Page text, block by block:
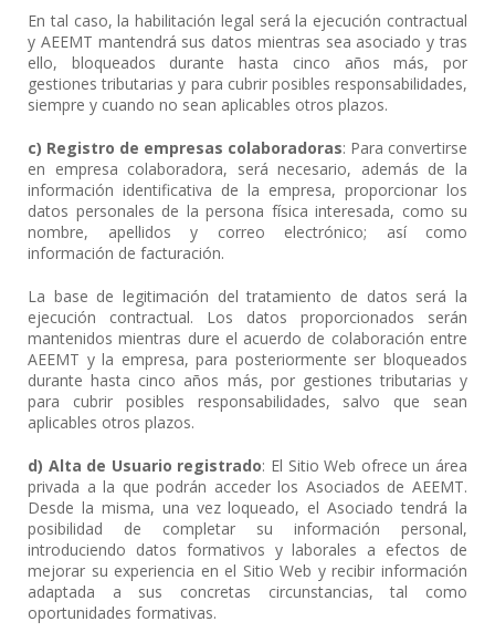
En tal caso, la habilitación legal será la ejecución contractual
y AEEMT mantendrá sus datos mientras sea asociado y tras
ello, bloqueados durante hasta cinco años más, por
gestiones tributarias y para cubrir posibles responsabilidades,
siempre y cuando no sean aplicables otros plazos.
c) Registro de empresas colaboradoras: Para convertirse
en empresa colaboradora, será necesario, además de la
información identificativa de la empresa, proporcionar los
datos personales de la persona física interesada, como su
nombre, apellidos y correo electrónico; así como
información de facturación.
La base de legitimación del tratamiento de datos será la
ejecución contractual. Los datos proporcionados serán
mantenidos mientras dure el acuerdo de colaboración entre
AEEMT y la empresa, para posteriormente ser bloqueados
durante hasta cinco años más, por gestiones tributarias y
para cubrir posibles responsabilidades, salvo que sean
aplicables otros plazos.
d) Alta de Usuario registrado: El Sitio Web ofrece un área
privada a la que podrán acceder los Asociados de AEEMT.
Desde la misma, una vez loqueado, el Asociado tendrá la
posibilidad de completar su información personal,
introduciendo datos formativos y laborales a efectos de
mejorar su experiencia en el Sitio Web y recibir información
adaptada a sus concretas circunstancias, tal como
oportunidades formativas.